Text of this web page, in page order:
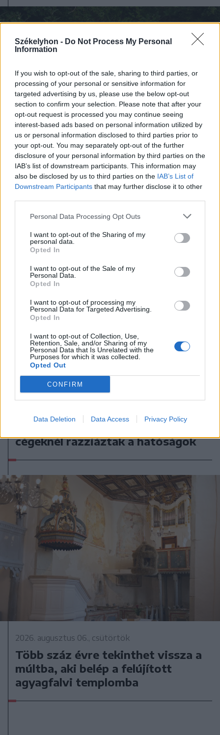
Székelyhon - Do Not Process My Personal
Information
If you wish to opt-out of the sale, sharing to third parties, or
processing of your personal or sensitive information for
targeted advertising by us, please use the below opt-out
section to confirm your selection. Please note that after your
opt-out request is processed you may continue seeing
interest-based ads based on personal information utilized by
us or personal information disclosed to third parties prior to
your opt-out. You may separately opt-out of the further
disclosure of your personal information by third parties on the
IAB’s list of downstream participants. This information may
also be disclosed by us to third parties on the IAB’s List of
Downstream Participants that may further disclose it to other
Personal Data Processing Opt Outs
I want to opt-out of the Sharing of my
personal data.
Opted In
I want to opt-out of the Sale of my
Personal Data.
Opted In
I want to opt-out of processing my
Personal Data for Targeted Advertising.
Opted In
I want to opt-out of Collection, Use,
Retention, Sale, and/or Sharing of my
Personal Data that Is Unrelated with the
Purposes for which it was collected.
Opted Out
CONFIRM
Data Deletion Data Access Privacy Policy
2026. augusztus 06., csütörtök
Továbbra sem tudni pontosan,
honnan tör fel a mofettagáz
Szejkefürdőn
Székelykeresztúri üzleteknél és
cégeknél razziáztak a hatóságok
2026. augusztus 06., csütörtök
Több száz évre tekinthet vissza a
múltba, aki belép a felújított
agyagfalvi templomba